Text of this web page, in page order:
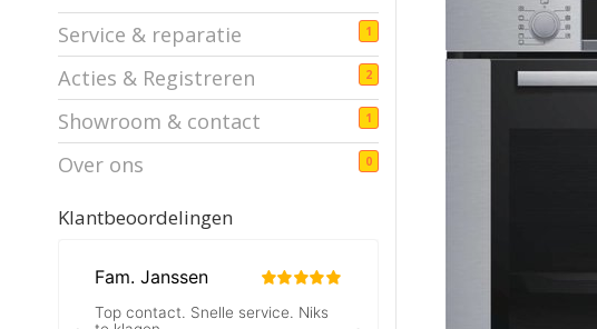
Service & reparatie 1
Acties & Registreren 2
Showroom & contact 1
Over ons 0
Klantbeoordelingen